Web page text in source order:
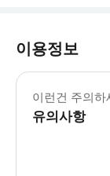
이용정보
이런건 주의하
유의사항